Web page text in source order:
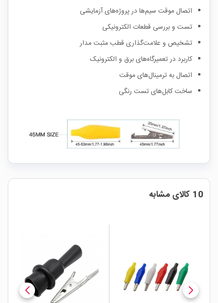
اتصال موقت سیم‌ها در پروژه‌های آزمایشی
تست و بررسی قطعات الکترونیکی
تشخیص و علامت‌گذاری قطب مثبت مدار
کاربرد در تعمیرگاه‌های برق و الکترونیک
اتصال به ترمینال‌های موقت
ساخت کابل‌های تست رنگی
10 کالای مشابه